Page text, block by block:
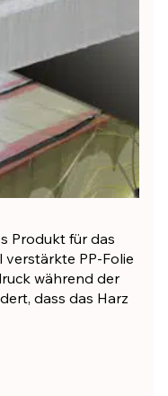
Produkt für das
verstärkte PP-Folie
während der
dass das Harz